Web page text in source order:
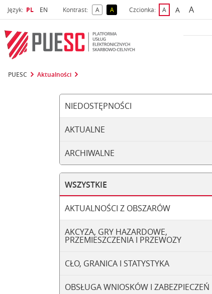
Język: Wybrany język
PL Wybierz język
EN Kontrast: Akontrast domyślny
Akontrast żółty tekst na czarnym tle
Czcionka: Adomyślna czcionka
Awiększa
A
PUESC Aktualności
NIEDOSTĘPNOŚCI
AKTUALNE
ARCHIWALNE
WSZYSTKIE
AKTUALNOŚCI Z OBSZARÓW
AKCYZA, GRY HAZARDOWE,
PRZEMIESZCZENIA I PRZEWOZY
CŁO, GRANICA I STATYSTYKA
OBSŁUGA WNIOSKÓW I ZABEZPIECZEŃ